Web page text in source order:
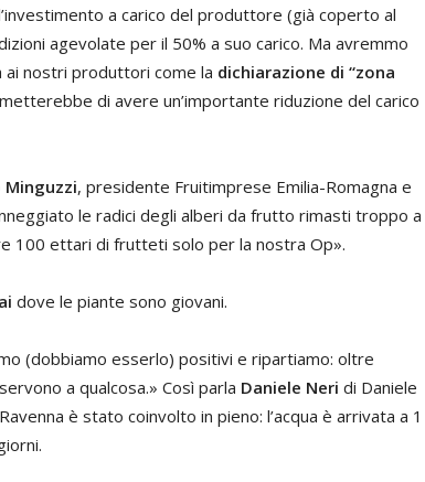
a carico del produttore (già coperto al
agevolate per il 50% a suo carico. Ma avremmo
ai nostri produttori come la dichiarazione di “zona
di avere un’importante riduzione del carico
Minguzzi, presidente Fruitimprese Emilia-Romagna e
le radici degli alberi da frutto rimasti troppo a
100 ettari di frutteti solo per la nostra Op».
dove le piante sono giovani.
(dobbiamo esserlo) positivi e ripartiamo: oltre
a qualcosa.» Così parla Daniele Neri di Daniele
è stato coinvolto in pieno: l’acqua è arrivata a 1